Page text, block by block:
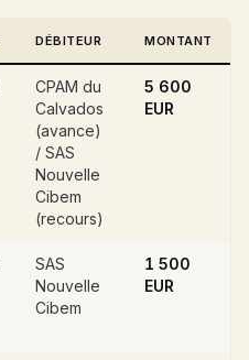
DÉBITEUR MONTANT
CPAM du
Calvados
(avance)
/ SAS
Nouvelle
Cibem
(recours)
5 600
EUR
SAS
Nouvelle
Cibem
1 500
EUR